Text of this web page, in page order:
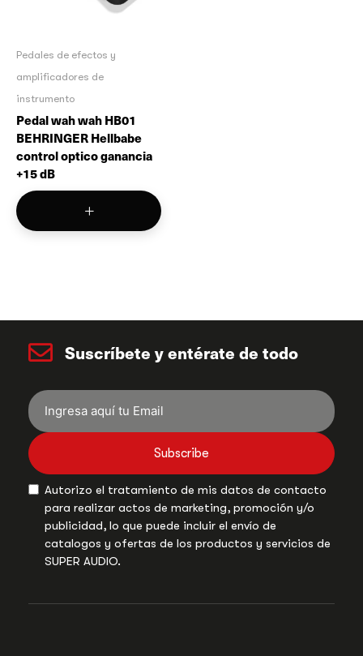
Pedales de efectos y
amplificadores de
instrumento
Pedal wah wah HB01
BEHRINGER Hellbabe
control optico ganancia
+15 dB
Suscríbete y entérate de todo
Subscribe
Autorizo el tratamiento de mis datos de contacto
para realizar actos de marketing, promoción y/o
publicidad, lo que puede incluir el envío de
catalogos y ofertas de los productos y servicios de
SUPER AUDIO.